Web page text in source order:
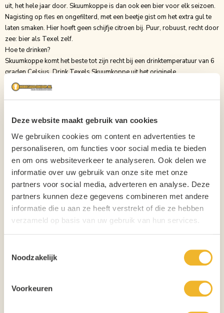
Deze website maakt gebruik van cookies
We gebruiken cookies om content en advertenties te
personaliseren, om functies voor social media te bieden
en om ons websiteverkeer te analyseren. Ook delen we
informatie over uw gebruik van onze site met onze
partners voor social media, adverteren en analyse. Deze
partners kunnen deze gegevens combineren met andere
informatie die u aan ze heeft verstrekt of die ze hebben
verzameld op basis van uw gebruik van hun services.
Noodzakelijk
Voorkeuren
uit, het hele jaar door. Skuumkoppe is dan ook een bier voor elk seizoen.
Nagisting op fles en ongefilterd, met een beetje gist om het extra gul te
laten smaken. Hier hoeft geen schijfje citroen bij. Puur, robuust, recht door
zee: bier als Texel zelf.
Hoe te drinken?
Skuumkoppe komt het beste tot zijn recht bij een drinktemperatuur van 6
graden Celsius. DrinkTexels Skuumkoppeuit het originele
Skuumkoppeglas (30 cl of 50 cl), zonder citroentje.
Ingrediënten:
Gerstemout;
Hop en gist;
Bevat gluten.
Statiegeld Texels Skuumkoppe fust 20 liter €60,00. Korf of Sankey-
aansluiting .
Merk
Texels
Biersoort Bruin
Inhoud 20L
Aantal per verpakking
Aansluiting